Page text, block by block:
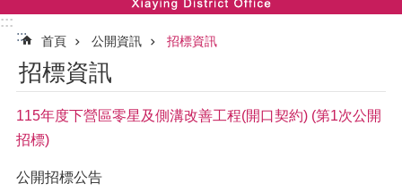
:::
:::
首頁 公開資訊 招標資訊
招標資訊
115年度下營區零星及側溝改善工程(開口契約) (第1次公開
招標)
公開招標公告